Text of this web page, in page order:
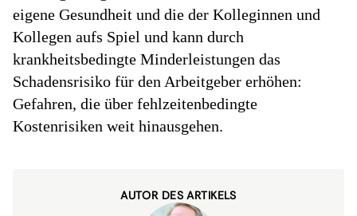
eigene Gesundheit und die der Kolleginnen und
Kollegen aufs Spiel und kann durch
krankheitsbedingte Minderleistungen das
Schadensrisiko für den Arbeitgeber erhöhen:
Gefahren, die über fehlzeitenbedingte
Kostenrisiken weit hinausgehen.
AUTOR DES ARTIKELS